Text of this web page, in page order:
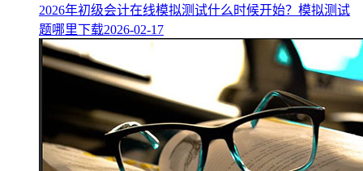
2026年初级会计在线模拟测试什么时候开始？模拟测试
题哪里下载2026-02-17